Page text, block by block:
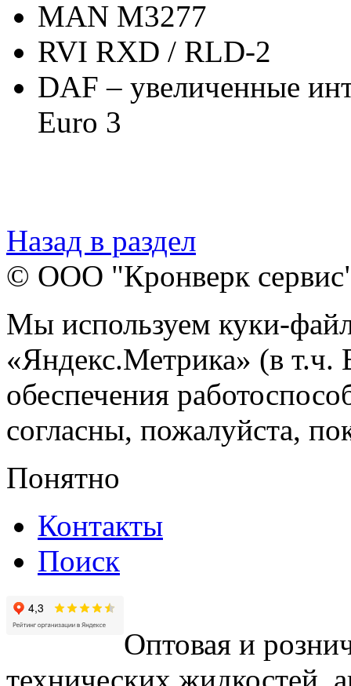
MAN M3277
RVI RXD / RLD-2
DAF – увеличенные
Euro 3
Назад в раздел
© ООО "Кронверк
Мы используем куки-
«Яндекс.Метрика» (в т.ч.
обеспечения
согласны, пожалуйста,
Понятно
Контакты
Поиск
Оптовая и
технических жидкостей,